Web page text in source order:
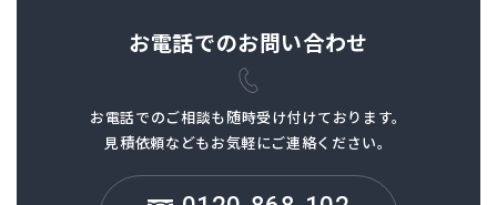
お電話でのお問い合わせ
お電話でのご相談も随時受け付けております。
見積依頼などもお気軽にご連絡ください。